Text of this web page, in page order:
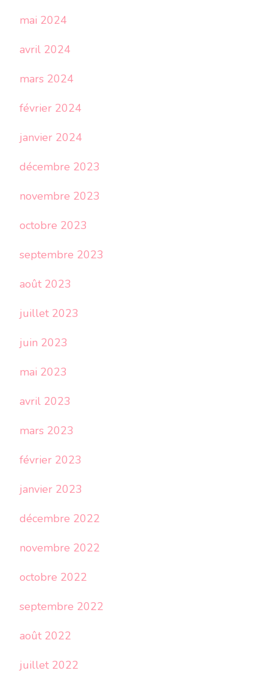
mai 2024
avril 2024
mars 2024
février 2024
janvier 2024
décembre 2023
novembre 2023
octobre 2023
septembre 2023
août 2023
juillet 2023
juin 2023
mai 2023
avril 2023
mars 2023
février 2023
janvier 2023
décembre 2022
novembre 2022
octobre 2022
septembre 2022
août 2022
juillet 2022